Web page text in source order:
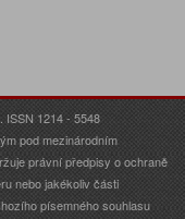
ISSN 1214 - 5548
pod mezinárodním
právní předpisy o ochraně
nebo jakékoliv části
písemného souhlasu